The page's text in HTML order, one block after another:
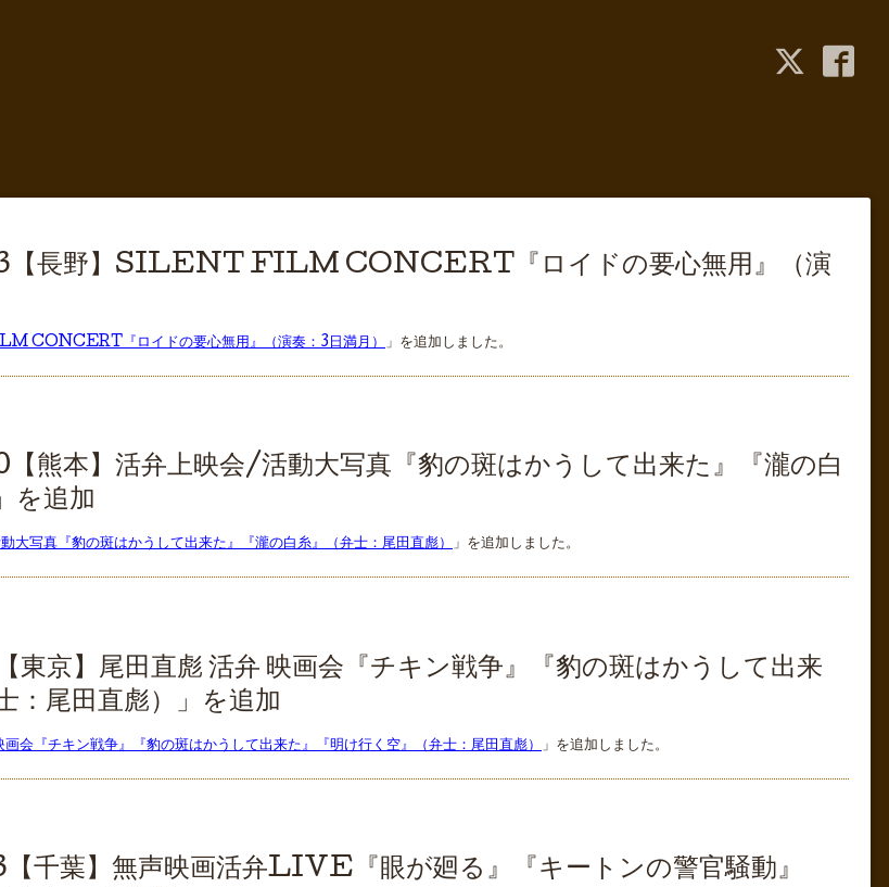
【長野】SILENT FILM CONCERT『ロイドの要心無用』（演
CONCERT『ロイドの要心無用』（演奏：3日満月） 」を追加しました。
熊本】活弁上映会/活動大写真『豹の斑はかうして出来た』『瀧の白
を追加
写真『豹の斑はかうして出来た』『瀧の白糸』（弁士：尾田直彪） 」を追加しました。
京】尾田直彪 活弁 映画会『チキン戦争』『豹の斑はかうして出来
：尾田直彪）」を追加
会『チキン戦争』『豹の斑はかうして出来た』『明け行く空』（弁士：尾田直彪） 」を追加しました。
千葉】無声映画活弁LIVE『眼が廻る』『キートンの警官騒動』